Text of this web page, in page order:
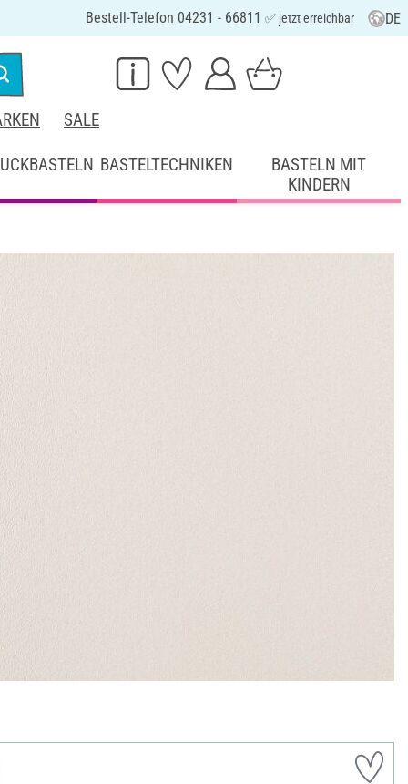
Bestell-Telefon 04231 - 66811 ✅ jetzt erreichbar DE
SALE
BASTELTECHNIKEN
BASTELN MIT
KINDERN